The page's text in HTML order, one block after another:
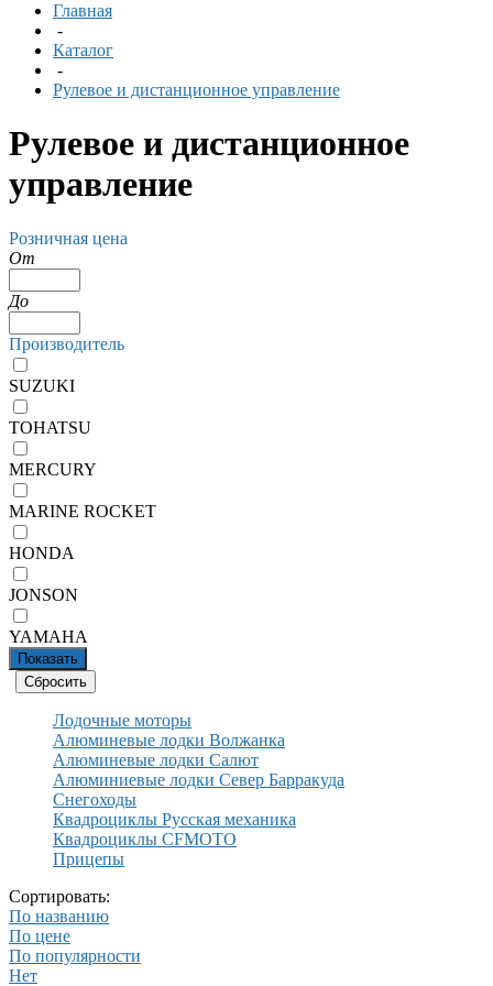
Главная
-
Каталог
-
Рулевое и дистанционное управление
Рулевое и дистанционное
управление
Розничная цена
От
До
Производитель
SUZUKI
TOHATSU
MERCURY
MARINE ROCKET
HONDA
JONSON
YAMAHA
Лодочные моторы
Алюминевые лодки Волжанка
Алюминевые лодки Салют
Алюминиевые лодки Север Барракуда
Снегоходы
Квадроциклы Русская механика
Квадроциклы CFMOTO
Прицепы
Сортировать:
По названию
По цене
По популярности
Нет